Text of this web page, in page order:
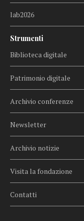
lab2026
Strumenti
Biblioteca digitale
Patrimonio digitale
Archivio conferenze
Newsletter
Archivio notizie
Visita la fondazione
Contatti